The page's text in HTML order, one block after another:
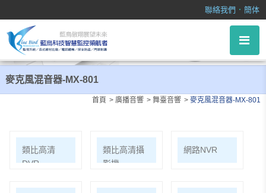
聯絡我們 ． 簡体
麥克風混音器-MX-801
首頁 廣播音響 舞臺音響 麥克風混音器-MX-801
類比高清
DVR
類比高清攝
影機
網路NVR